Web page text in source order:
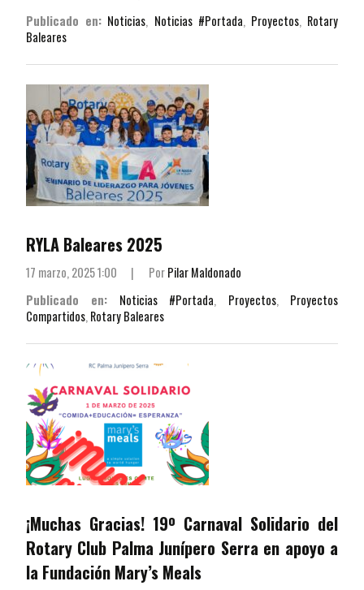
Publicado en: Noticias, Noticias #Portada, Proyectos, Rotary
Baleares
RYLA Baleares 2025
17 marzo, 2025 1:00 | PorPilar Maldonado
Publicado en:
Noticias #Portada, Proyectos, Proyectos
Compartidos, Rotary Baleares
¡Muchas Gracias! 19º Carnaval Solidario del
Rotary Club Palma Junípero Serra en apoyo a
la Fundación Mary’s Meals